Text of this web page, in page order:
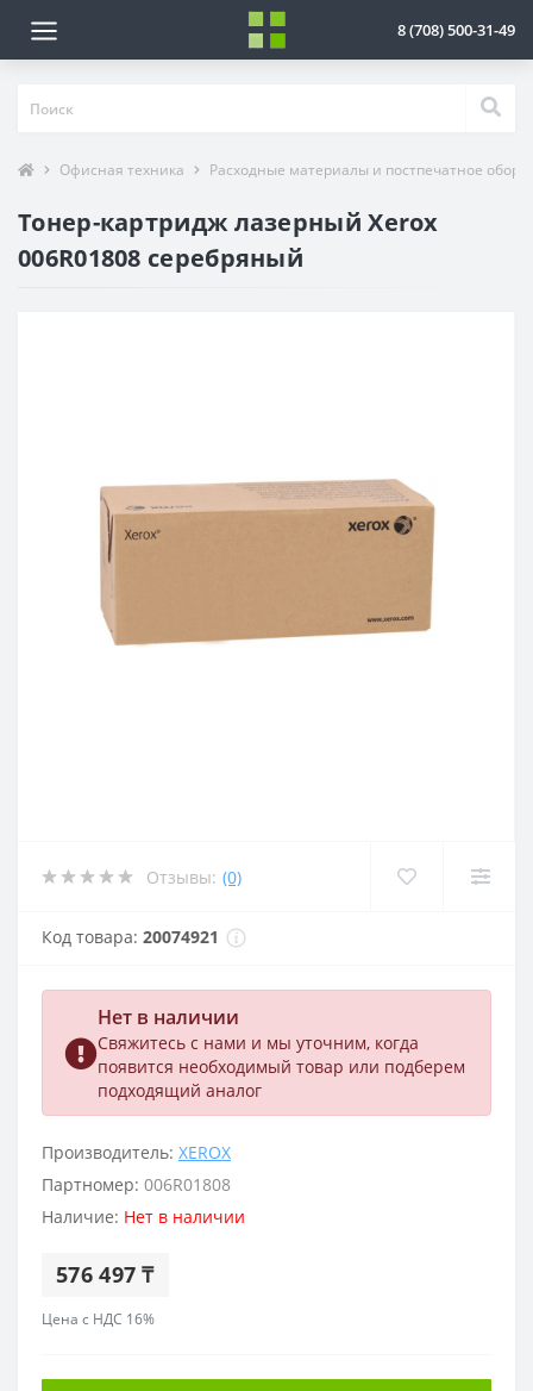
8 (708) 500-31-49
Офисная техника Расходные материалы и постпечатное
Тонер-картридж лазерный Xerox
006R01808 серебряный
Отзывы: (0)
Код товара: 20074921
Нет в наличии
Свяжитесь с нами и мы уточним, когда
появится необходимый товар или подберем
подходящий аналог
Производитель: XEROX
Партномер: 006R01808
Наличие: Нет в наличии
576 497 ₸
Цена с НДС 16%